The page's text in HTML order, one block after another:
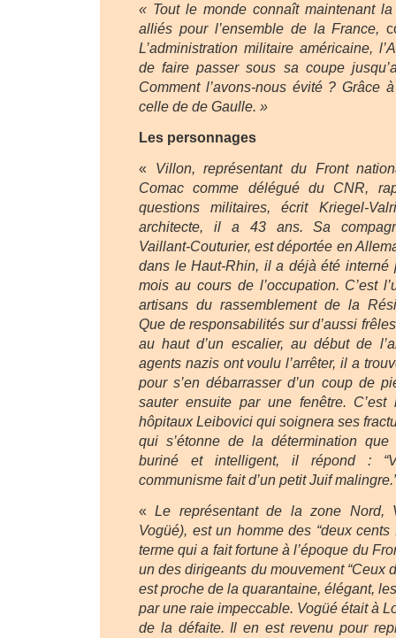
« Tout le monde connaît maintenant
alliés pour l’ensemble de la France,
L’administration militaire américaine,
de faire passer sous sa coupe
Comment l’avons-nous évité ? Grâce
celle de de Gaulle. »
Les personnages
« Villon, représentant du Front
Comac comme délégué du CNR,
questions militaires, écrit Kriegel-
architecte, il a 43 ans. Sa
Vaillant-Couturier, est déportée en
dans le Haut-Rhin, il a déjà été interné
mois au cours de l’occupation. C’est
artisans du rassemblement de la
Que de responsabilités sur d’aussi
au haut d’un escalier, au début de
agents nazis ont voulu l’arrêter, il a
pour s’en débarrasser d’un coup de
sauter ensuite par une fenêtre.
hôpitaux Leibovici qui soignera ses
qui s’étonne de la détermination
buriné et intelligent, il répond :
communisme fait d’un petit Juif
«Le représentant de la zone Nord,
Vogüé), est un homme des “deux cents
terme qui a fait fortune à l’époque du
un des dirigeants du mouvement “Ceux
est proche de la quarantaine, élégant,
par une raie impeccable. Vogüé était à
de la défaite. Il en est revenu pour